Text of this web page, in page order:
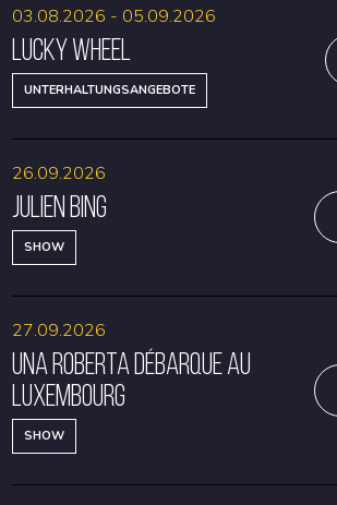
Lucky Wheel
UNTERHALTUNGSANGEBOTE
03.08.2026 - 05.09.2026
Julien Bing
SHOW
26.09.2026
Una Roberta débarque au
Luxembourg
SHOW
27.09.2026